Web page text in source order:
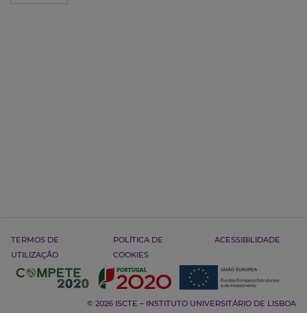
TERMOS DE
UTILIZAÇÃO
POLÍTICA DE
COOKIES
ACESSIBILIDADE
© 2026 ISCTE – INSTITUTO UNIVERSITÁRIO DE LISBOA